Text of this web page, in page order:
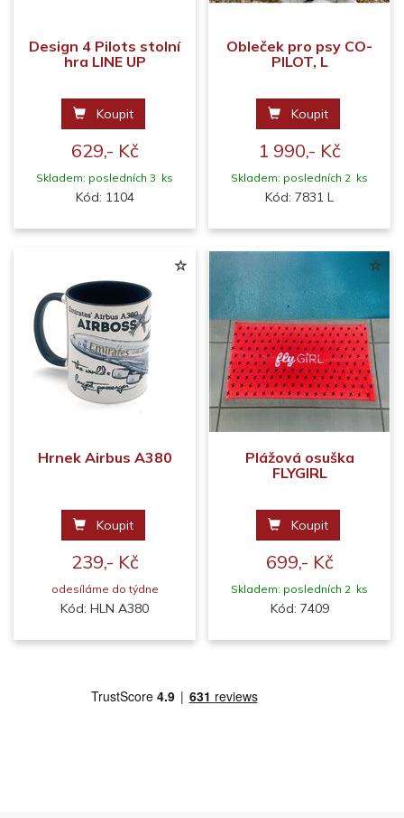
Design 4 Pilots stolní
hra LINE UP
Koupit
629,- Kč
Skladem: posledních 3 ks
Kód: 1104
Obleček pro psy CO-
PILOT, L
Koupit
1 990,- Kč
Skladem: posledních 2 ks
Kód: 7831 L
Hrnek Airbus A380
Koupit
239,- Kč
odesíláme do týdne
Kód: HLN A380
Plážová osuška
FLYGIRL
Koupit
699,- Kč
Skladem: posledních 2 ks
Kód: 7409